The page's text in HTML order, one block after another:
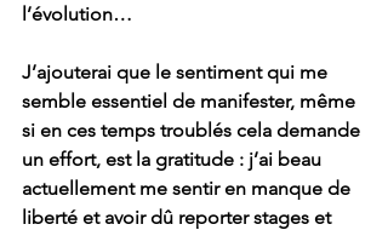
l’évolution…
J’ajouterai que le sentiment qui me
semble essentiel de manifester, même
si en ces temps troublés cela demande
un effort, est la gratitude : j’ai beau
actuellement me sentir en manque de
liberté et avoir dû reporter stages et